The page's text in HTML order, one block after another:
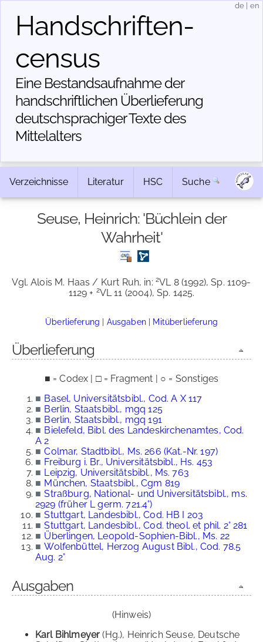
Handschriften­
census
Eine Bestandsaufnahme der
handschriftlichen Über­lieferung
deutschsprachiger Texte des
Mittelalters
de en
Verzeichnisse Literatur HSC Suche
Seuse, Heinrich: 'Büchlein der
Wahrheit'
Vgl. Alois M. Haas / Kurt Ruh, in: 2VL 8 (1992), Sp. 1109-
1129 + 2VL 11 (2004), Sp. 1425.
Überlieferung | Ausgaben| Mitüberlieferung
Überlieferung
■ = Codex | □ = Fragment | ○ = Sonstiges
■ Basel, Universitätsbibl., Cod. A X 117
■ Berlin, Staatsbibl., mgq 125
■ Berlin, Staatsbibl., mgq 191
■ Bielefeld, Bibl. des Landeskirchenamtes, Cod.
A 2
■ Colmar, Stadtbibl., Ms. 266 (Kat.-Nr. 197)
■ Freiburg i. Br., Universitätsbibl., Hs. 453
■ Leipzig, Universitätsbibl., Ms. 763
■ München, Staatsbibl., Cgm 819
■ Straßburg, National- und Universitätsbibl., ms.
2929 (früher L germ. 721.4°)
■ Stuttgart, Landesbibl., Cod. HB I 203
■ Stuttgart, Landesbibl., Cod. theol. et phil. 2° 281
■ Überlingen, Leopold-Sophien-Bibl., Ms. 22
■ Wolfenbüttel, Herzog August Bibl., Cod. 78.5
Aug. 2°
Ausgaben
(Hinweis)
Karl Bihlmeyer(Hg.), Heinrich Seuse, Deutsche